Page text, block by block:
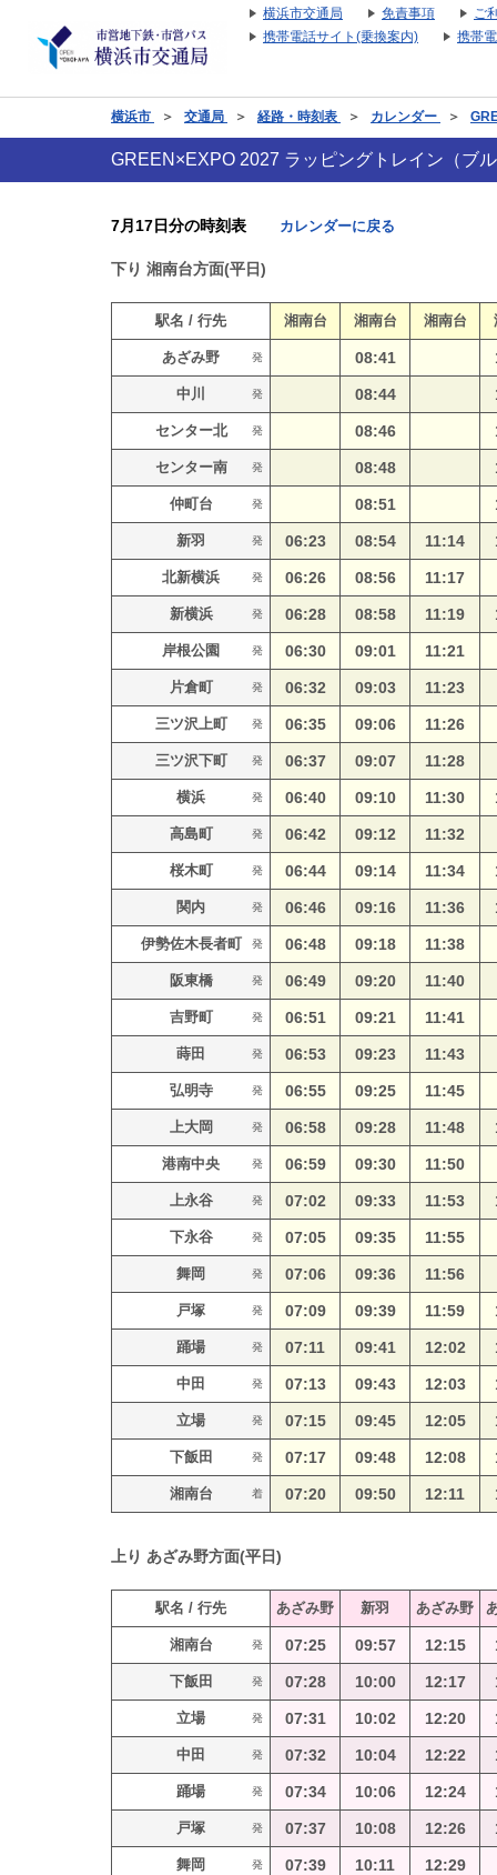
横浜市交通局 免責事項
ご
携帯電話サイト(乗換案内)
携帯
横浜市 ＞ 交通局 ＞ 経路・時刻表 ＞ カレンダー ＞
GREEN×EXPO 2027 ラッピングトレイン（ブ
7月17日分の時刻表 カレンダーに戻る
下り 湘南台方面(平日)
駅名 / 行先 湘南台 湘南台 湘南台
あざみ野 発 08:41
中川 発 08:44
センター北 発 08:46
センター南 発 08:48
仲町台 発 08:51
新羽 発 06:23 08:54 11:14
北新横浜 発 06:26 08:56 11:17
新横浜 発 06:28 08:58 11:19
岸根公園 発 06:30 09:01 11:21
片倉町 発 06:32 09:03 11:23
三ツ沢上町 発 06:35 09:06 11:26
三ツ沢下町 発 06:37 09:07 11:28
横浜 発 06:40 09:10 11:30
高島町 発 06:42 09:12 11:32
桜木町 発 06:44 09:14 11:34
関内 発 06:46 09:16 11:36
伊勢佐木長者町 発 06:48 09:18 11:38
阪東橋 発 06:49 09:20 11:40
吉野町 発 06:51 09:21 11:41
蒔田 発 06:53 09:23 11:43
弘明寺 発 06:55 09:25 11:45
上大岡 発 06:58 09:28 11:48
港南中央 発 06:59 09:30 11:50
上永谷 発 07:02 09:33 11:53
下永谷 発 07:05 09:35 11:55
舞岡 発 07:06 09:36 11:56
戸塚 発 07:09 09:39 11:59
踊場 発 07:11 09:41 12:02
中田 発 07:13 09:43 12:03
立場 発 07:15 09:45 12:05
下飯田 発 07:17 09:48 12:08
湘南台 着 07:20 09:50 12:11
上り あざみ野方面(平日)
駅名 / 行先 あざみ野 新羽 あざみ野
湘南台 発 07:25 09:57 12:15
下飯田 発 07:28 10:00 12:17
立場 発 07:31 10:02 12:20
中田 発 07:32 10:04 12:22
踊場 発 07:34 10:06 12:24
戸塚 発 07:37 10:08 12:26
舞岡 発 07:39 10:11 12:29